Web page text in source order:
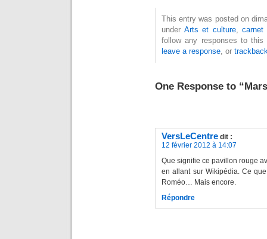
This entry was posted on
under Arts et culture, carnet
follow any responses to
leave a response , or
One Response to
VersLeCentre dit :
12 février 2012 à 14:07
Que signifie ce pavillon rouge
en allant sur Wikipédia. Ce
Roméo… Mais encore.
Répondre